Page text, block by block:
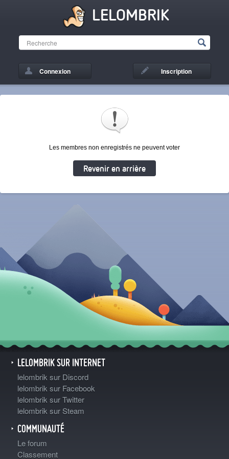
LELOMBRIK
Connexion Inscription
Les membres non enregistrés ne peuvent voter
Revenir en arrière
LELOMBRIK SUR INTERNET
lelombrik sur Discord
lelombrik sur Facebook
lelombrik sur Twitter
lelombrik sur Steam
COMMUNAUTÉ
Le forum
Classement